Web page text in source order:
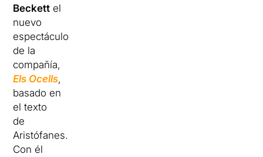
Beckett el
nuevo
espectáculo
de la
compañía,
Els Ocells,
basado en
el texto
de
Aristófanes.
Con él